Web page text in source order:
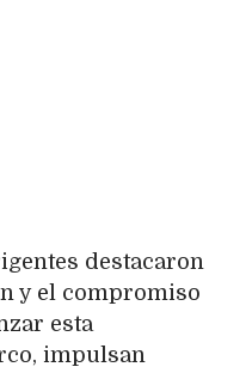
destacaron
y el compromiso
esta
impulsan